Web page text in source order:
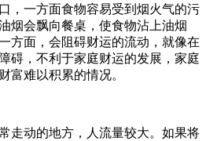
，一方面食物容易受到烟火气的污
烟会飘向餐桌，使食物沾上油烟
方面，会阻碍财运的流动，就像在
碍，不利于家庭财运的发展，家庭
富难以积累的情况。
走动的地方，人流量较大。如果将